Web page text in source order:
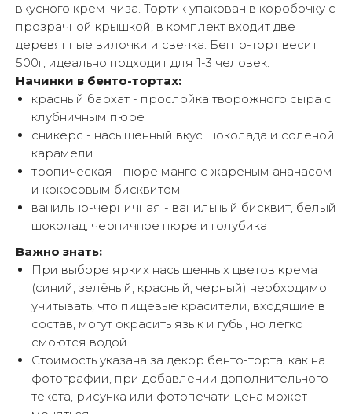
вкусного крем-чиза. Тортик упакован в коробочку с
прозрачной крышкой, в комплект входит две
деревянные вилочки и свечка. Бенто-торт весит
500г, идеально подходит для 1-3 человек.
Начинки в бенто-тортах:
красный бархат - прослойка творожного сыра с
клубничным пюре
сникерс - насыщенный вкус шоколада и солёной
карамели
тропическая - пюре манго с жареным ананасом
и кокосовым бисквитом
ванильно-черничная - ванильный бисквит, белый
шоколад, черничное пюре и голубика
Важно знать:
При выборе ярких насыщенных цветов крема
(синий, зелёный, красный, черный) необходимо
учитывать, что пищевые красители, входящие в
состав, могут окрасить язык и губы, но легко
смоются водой.
Стоимость указана за декор бенто-торта, как на
фотографии, при добавлении дополнительного
текста, рисунка или фотопечати цена может